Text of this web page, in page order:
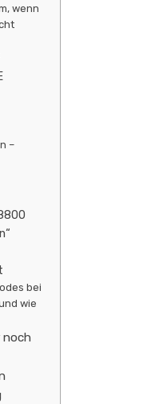
wenn
–
bei
wie
noch